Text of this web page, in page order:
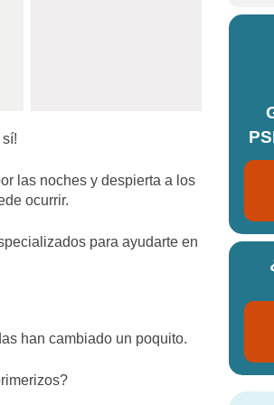
las noches y despierta a los
ocurrir.
para ayudarte en
han cambiado un poquito.